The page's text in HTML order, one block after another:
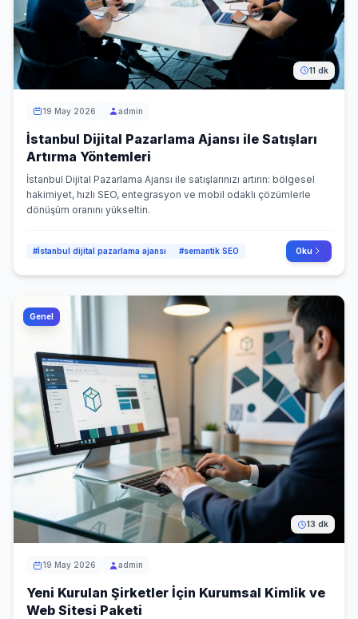
11 dk
19 May 2026 admin
İstanbul Dijital Pazarlama Ajansı ile Satışları
Artırma Yöntemleri
İstanbul Dijital Pazarlama Ajansı ile satışlarınızı artırın: bölgesel
hakimiyet, hızlı SEO, entegrasyon ve mobil odaklı çözümlerle
dönüşüm oranını yükseltin.
#İstanbul dijital pazarlama ajansı #semantik SEO Oku
Genel
13 dk
19 May 2026 admin
Yeni Kurulan Şirketler İçin Kurumsal Kimlik ve
Web Sitesi Paketi